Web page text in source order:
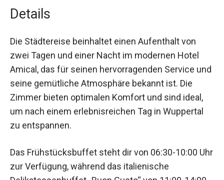
Details
Die Städtereise beinhaltet einen Aufenthalt von
zwei Tagen und einer Nacht im modernen Hotel
Amical, das für seinen hervorragenden Service
und seine gemütliche Atmosphäre bekannt ist.
Die Zimmer bieten optimalen Komfort und sind
ideal, um nach einem erlebnisreichen Tag in
Wuppertal zu entspannen.
Das Frühstücksbuffet steht dir von 06:30-10:00
Uhr zur Verfügung, während das italienische